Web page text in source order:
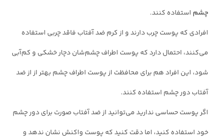
چشم استفاده کنند.
افرادی که پوست چرب دارند و از کرم ضد آفتاب فاقد چربی استفاده
می‌کنند، احتمال دارد که پوست اطراف چشم‌شان دچار خشکی و کم‌آبی
شود، این افراد هم برای محافظت از پوست اطراف چشم بهتر از از ضد
آفتاب دور چشم استفاده کنند.
اگر پوست حساسی ندارید می‌توانید از ضد آفتاب صورت برای دور چشم
خود استفاده کنید، اما دقت کنید که پوست واکنش نشان ندهد و